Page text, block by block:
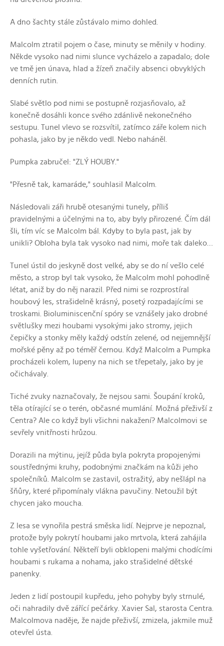
A dno šachty stále zůstávalo mimo dohled.
Malcolm ztratil pojem o čase, minuty se měnily v hodiny.
Někde vysoko nad nimi slunce vycházelo a zapadalo; dole
ve tmě jen únava, hlad a žízeň značily absenci obvyklých
denních rutin.
Slabé světlo pod nimi se postupně rozjasňovalo, až
konečně dosáhli konce svého zdánlivě nekonečného
sestupu. Tunel vlevo se rozsvítil, zatímco záře kolem nich
pohasla, jako by je někdo vedl. Nebo naháněl.
Pumpka zabručel: "ZLÝ HOUBY."
"Přesně tak, kamaráde," souhlasil Malcolm.
Následovali záři hrubě otesanými tunely, příliš
pravidelnými a účelnými na to, aby byly přirozené. Čím dál
šli, tím víc se Malcolm bál. Kdyby to byla past, jak by
unikli? Obloha byla tak vysoko nad nimi, moře tak daleko…
Tunel ústil do jeskyně dost velké, aby se do ní vešlo celé
město, a strop byl tak vysoko, že Malcolm mohl pohodlně
létat, aniž by do něj narazil. Před nimi se rozprostíral
houbový les, strašidelně krásný, posetý rozpadajícími se
troskami. Bioluminiscenční spóry se vznášely jako drobné
světlušky mezi houbami vysokými jako stromy, jejich
čepičky a stonky měly každý odstín zelené, od nejjemnější
mořské pěny až po téměř černou. Když Malcolm a Pumpka
procházeli kolem, lupeny na nich se třepetaly, jako by je
očichávaly.
Tiché zvuky naznačovaly, že nejsou sami. Šoupání kroků,
těla otírající se o terén, občasné mumlání. Možná přeživší z
Centra? Ale co když byli všichni nakažení? Malcolmovi se
sevřely vnitřnosti hrůzou.
Dorazili na mýtinu, jejíž půda byla pokryta propojenými
soustřednými kruhy, podobnými značkám na kůži jeho
společníků. Malcolm se zastavil, ostražitý, aby nešlápl na
šňůry, které připomínaly vlákna pavučiny. Netoužil být
chycen jako moucha.
Z lesa se vynořila pestrá směska lidí. Nejprve je nepoznal,
protože byly pokrytí houbami jako mrtvola, která zahájila
tohle vyšetřování. Někteří byli obklopeni malými chodícími
houbami s rukama a nohama, jako strašidelné dětské
panenky.
Jeden z lidí postoupil kupředu, jeho pohyby byly strnulé,
oči nahradily dvě zářící pečárky. Xavier Sal, starosta Centra.
Malcolmova naděje, že najde přeživší, zmizela, jakmile muž
otevřel ústa.